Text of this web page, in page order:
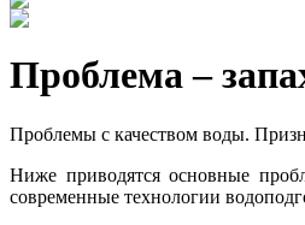
Проблема –
Проблемы с качеством воды.
Ниже приводятся основные
современные технологии